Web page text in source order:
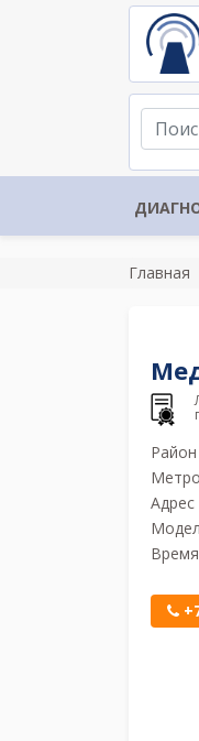
Главная
Район
Метро
Адрес